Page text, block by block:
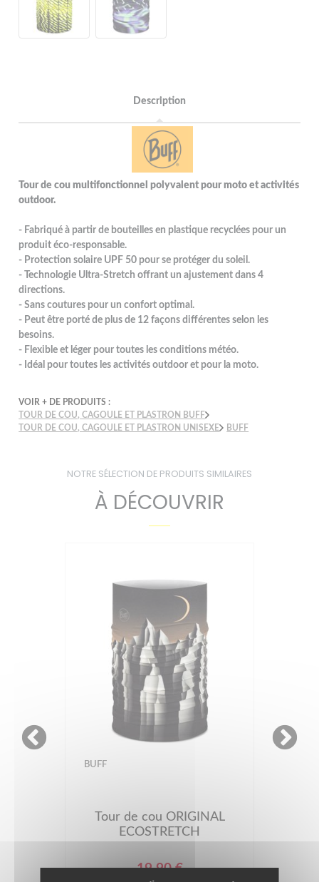
Description
Tour de cou multifonctionnel polyvalent pour moto et activités
outdoor.
- Fabriqué à partir de bouteilles en plastique recyclées pour un
produit éco-responsable.
- Protection solaire UPF 50 pour se protéger du soleil.
- Technologie Ultra-Stretch offrant un ajustement dans 4
directions.
- Sans coutures pour un confort optimal.
- Peut être porté de plus de 12 façons différentes selon les
besoins.
- Flexible et léger pour toutes les conditions météo.
- Idéal pour toutes les activités outdoor et pour la moto.
VOIR + DE PRODUITS :
TOUR DE COU, CAGOULE ET PLASTRON BUFF
TOUR DE COU, CAGOULE ET PLASTRON UNISEXE
BUFF
NOTRE SÉLECTION DE PRODUITS SIMILAIRES
À DÉCOUVRIR
BUFF
Tour de cou ORIGINAL
ECOSTRETCH
19.90 €